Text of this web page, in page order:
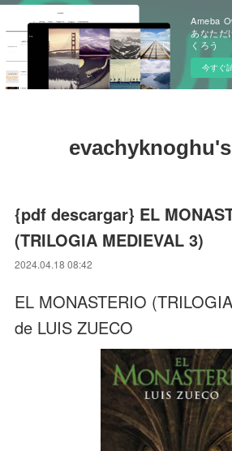
Ameba
あなただ
くろう
今すぐ
{pdf descargar} EL
(TRILOGIA MEDIEVAL 3)
2024.04.18 08:42
EL MONASTERIO
de LUIS ZUECO